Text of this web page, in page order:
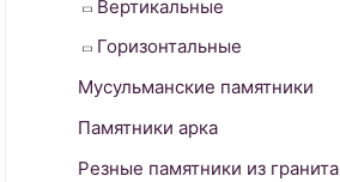
Вертикальные
Горизонтальные
Мусульманские памятники
Памятники арка
Резные памятники из гранита